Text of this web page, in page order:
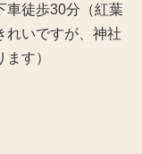
車徒歩30分（紅葉
れいですが、神社
す）